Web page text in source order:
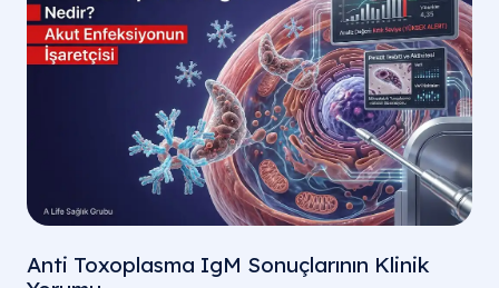
Anti Toxoplasma IgM Sonuçlarının Klinik